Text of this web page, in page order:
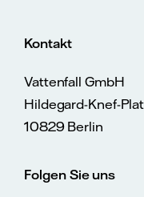
Kontakt
Vattenfall GmbH
Hildegard-Knef-
10829 Berlin
Folgen Sie uns